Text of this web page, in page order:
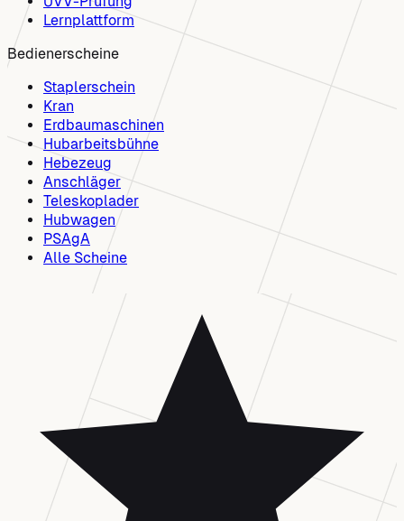
Lernplattform
Bedienerscheine
Staplerschein
Kran
Erdbaumaschinen
Hubarbeitsbühne
Hebezeug
Anschläger
Teleskoplader
Hubwagen
PSAgA
Alle Scheine